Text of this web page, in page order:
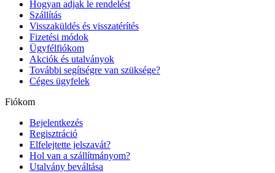
Hogyan adjak le rendelést
Szállítás
Visszaküldés és visszatérítés
Fizetési módok
Ügyfélfiókom
Akciók és utalványok
További segítségre van szüksége?
Céges ügyfelek
Fiókom
Bejelentkezés
Regisztráció
Elfelejtette jelszavát?
Hol van a szállítmányom?
Utalvány beváltása